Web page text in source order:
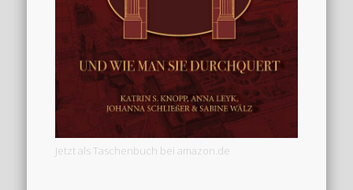
Jetzt als Taschenbuch bei amazon.de